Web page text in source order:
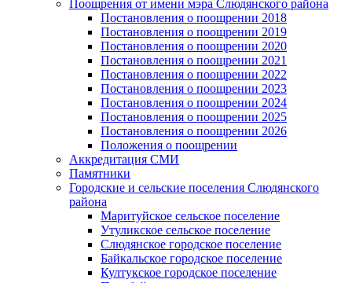
Поощрения от имени мэра Слюдянского района
Постановления о поощрении 2018
Постановления о поощрении 2019
Постановления о поощрении 2020
Постановления о поощрении 2021
Постановления о поощрении 2022
Постановления о поощрении 2023
Постановления о поощрении 2024
Постановления о поощрении 2025
Постановления о поощрении 2026
Положения о поощрении
Аккредитация СМИ
Памятники
Городские и сельские поселения Слюдянского
района
Маритуйское сельское поселение
Утуликское сельское поселение
Слюдянское городское поселение
Байкальское городское поселение
Култукское городское поселение